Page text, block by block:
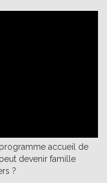
accueil de
devenir famille
?